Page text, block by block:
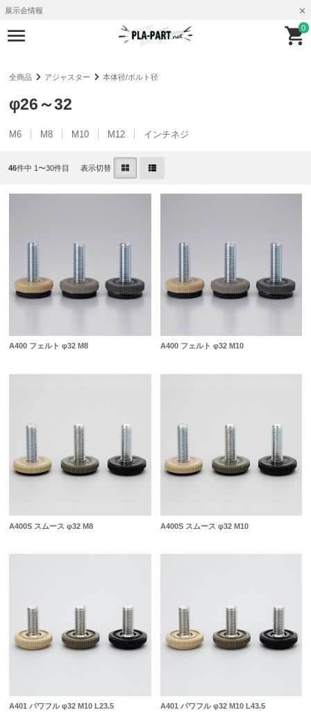
展示会情報
0
全商品 アジャスター 本体径/ボルト径
φ26～32
M6 M8 M10 M12 インチネジ
46件中 1〜30件目 表示切替
A400 フェルト φ32 M8 A400 フェルト φ32 M10
A400S スムース φ32 M8 A400S スムース φ32 M10
A401 パワフル φ32 M10 L23.5 A401 パワフル φ32 M10 L43.5